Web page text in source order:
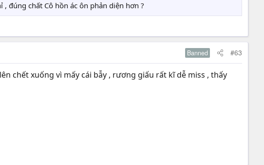
đúng chất Cô hồn ác ôn phản diện hơn ?
Banned #63
chết xuống vì mấy cái bẫy , rương giấu rất kĩ dễ miss , thấy